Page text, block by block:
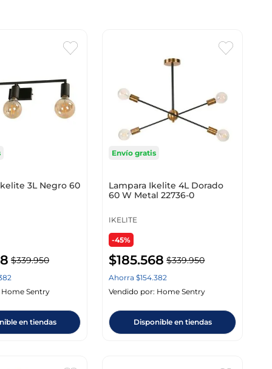
3L Negro 60
$339.950
Home Sentry
en tiendas
Envío gratis
Lampara Ikelite 4L Dorado
60 W Metal 22736-0
IKELITE
-45%
$185.568 $339.950
Ahorra$154.382
Vendido por: Home Sentry
Disponible en tiendas